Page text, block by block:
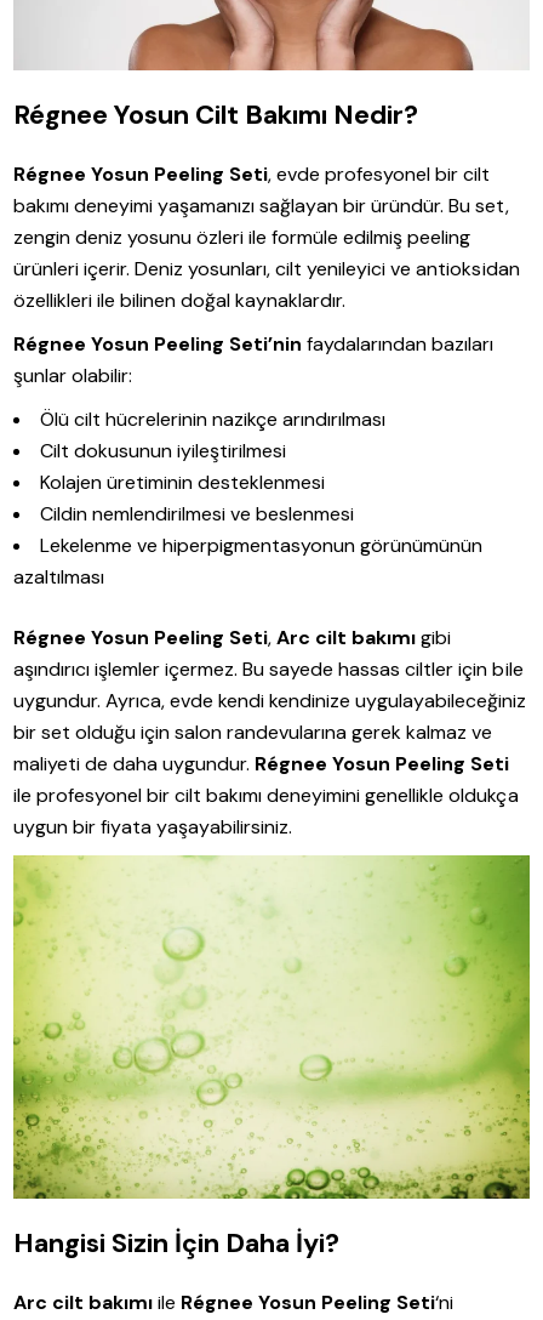
Régnee Yosun Cilt Bakımı Nedir?
Régnee Yosun Peeling Seti, evde profesyonel bir cilt
bakımı deneyimi yaşamanızı sağlayan bir üründür. Bu set,
zengin deniz yosunu özleri ile formüle edilmiş peeling
ürünleri içerir. Deniz yosunları, cilt yenileyici ve antioksidan
özellikleri ile bilinen doğal kaynaklardır.
Régnee Yosun Peeling Seti’nin faydalarından bazıları
şunlar olabilir:
Ölü cilt hücrelerinin nazikçe arındırılması
Cilt dokusunun iyileştirilmesi
Kolajen üretiminin desteklenmesi
Cildin nemlendirilmesi ve beslenmesi
Lekelenme ve hiperpigmentasyonun görünümünün
azaltılması
Régnee Yosun Peeling Seti,Arc cilt bakımıgibi
aşındırıcı işlemler içermez. Bu sayede hassas ciltler için bile
uygundur. Ayrıca, evde kendi kendinize uygulayabileceğiniz
bir set olduğu için salon randevularına gerek kalmaz ve
maliyeti de daha uygundur. Régnee Yosun Peeling Seti
ile profesyonel bir cilt bakımı deneyimini genellikle oldukça
uygun bir fiyata yaşayabilirsiniz.
Hangisi Sizin İçin Daha İyi?
Arc cilt bakımıile Régnee Yosun Peeling Seti‘ni